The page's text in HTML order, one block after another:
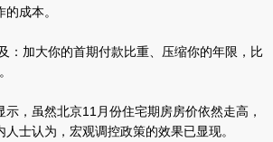
成本。
加大你的首期付款比重、压缩你的年限，比
虽然北京11月份住宅期房房价依然走高，
士认为，宏观调控政策的效果已显现。